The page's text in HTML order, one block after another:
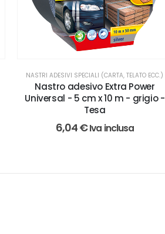
NASTRI ADESIVI SPECIALI (CARTA, TELATO ECC.)
Nastro adesivo Extra Power
Universal - 5 cm x 10 m - grigio -
Tesa
6,04€Iva inclusa